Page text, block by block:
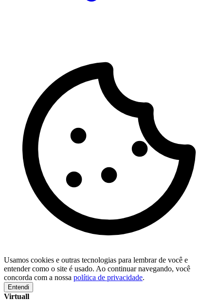
Usamos cookies e outras tecnologias para lembrar de você e
entender como o site é usado. Ao continuar navegando, você
concorda com a nossa política de privacidade.
Entendi
Virtuall